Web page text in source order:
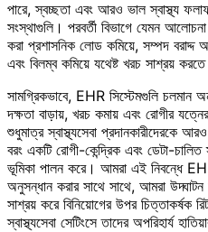
পারে, স্বচ্ছতা এবং আরও ভাল স্বাস্থ্য
সংস্থাগুলি। পরবর্তী বিভাগে যেমন
করা প্রশাসনিক লোড কমিয়ে, সম্পদ
এবং বিলম্ব কমিয়ে যথেষ্ট খরচ সাশ্রয় করতে
সামগ্রিকভাবে, EHR সিস্টেমগুলি
দক্ষতা বাড়ায়, খরচ কমায় এবং রোগীর
শুধুমাত্র স্বাস্থ্যসেবা প্রদানকারীদেরকে
বরং একটি রোগী-কেন্দ্রিক এবং ডেটা-চালিত
ভূমিকা পালন করে। আমরা এই নিবন্ধে EHR
অনুসন্ধান করার সাথে সাথে, আমরা
সাশ্রয় করে বিনিয়োগের উপর চিত্তাকর্ষক
স্বাস্থ্যসেবা সেটিংসে তাদের অপরিহার্য